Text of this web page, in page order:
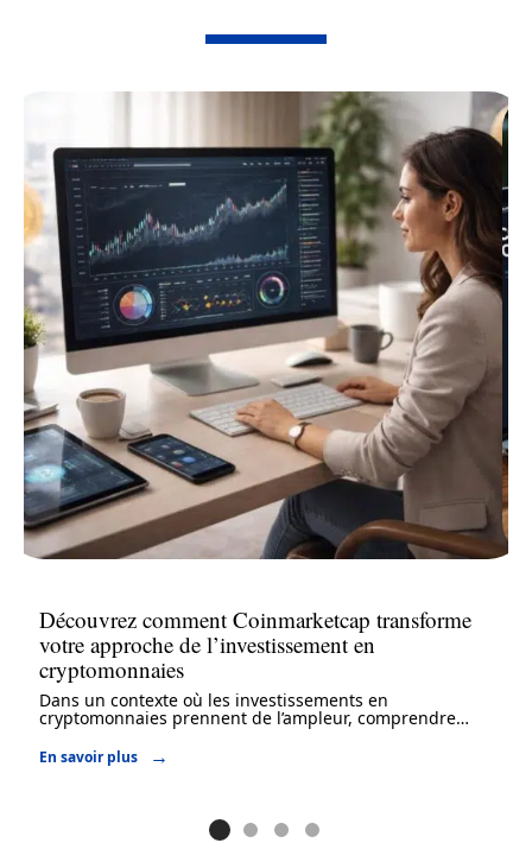
Découvrez comment Coinmarketcap transforme
votre approche de l’investissement en
cryptomonnaies
Dans un contexte où les investissements en
cryptomonnaies prennent de l’ampleur, comprendre…
En savoir plus